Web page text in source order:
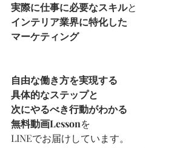
実際に仕事に必要なスキルと
インテリア業界に特化した
マーケティング
自由な働き方を実現する
具体的なステップと
次にやるべき行動がわかる
無料動画Lessonを
LINEでお届けしています。